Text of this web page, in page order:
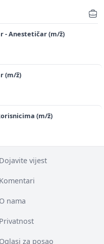
- Anestetičar (m/ž)
(m/ž)
(m/ž)
Dojavite vijest
Komentari
O nama
Privatnost
Oglasi za posao